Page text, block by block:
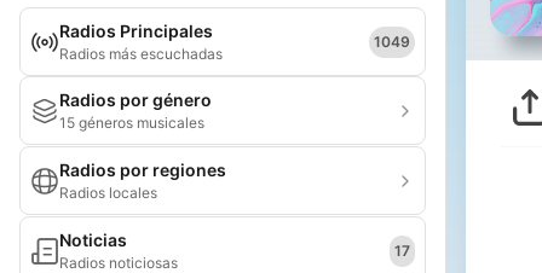
Radios Principales
Radios más escuchadas
1049
Radios por género
15 géneros musicales
Radios por regiones
Radios locales
Noticias
Radios noticiosas
17